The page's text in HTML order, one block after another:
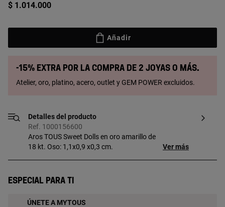
$ 1.014.000
Añadir
-15% extra por la compra de 2 joyas o más.
Atelier, oro, platino, acero, outlet y GEM POWER excluidos.
Detalles del producto
Ref. 1000156600
Aros TOUS Sweet Dolls en oro amarillo de
18 kt. Oso: 1,1x0,9 x0,3 cm.
Ver más
Especial para ti
ÚNETE A MYTOUS